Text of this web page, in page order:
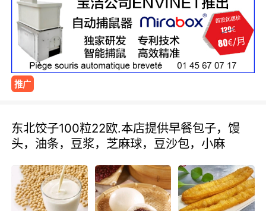
推广
东北饺子100粒22欧.本店提供早餐包子，馒
头，油条，豆浆，芝麻球，豆沙包，小麻